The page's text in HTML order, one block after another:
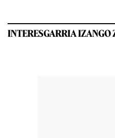
INTERESGARRIA IZANGO